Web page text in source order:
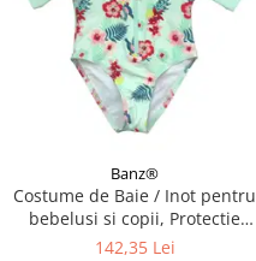
Banz®
Costume de Baie / Inot pentru
bebelusi si copii, Protectie
Soare UPF50+, Mint Floral,
142,35 Lei